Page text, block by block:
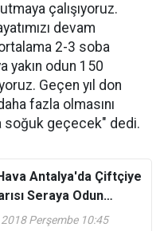
çalışıyoruz.
devam
2-3 soba
yakın odun 150
Geçen yıl don
fazla olmasını
soğuk geçecek" dedi.
Antalya'da Çiftçiye
Seraya Odun
2018 Perşembe 10:45